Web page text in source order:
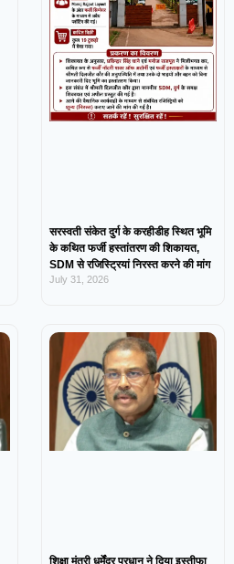
सरस्वती संकेत दुर्ग के करहीडीह स्थित भूमि
के कथित फर्जी हस्तांतरण की शिकायत,
SDM से रजिस्ट्रियां निरस्त करने की मांग
July 31, 2026
शिक्षा मंत्री धर्मेंद्र प्रधान ने दिया इस्तीफा